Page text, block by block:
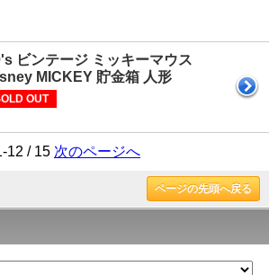
ビンテージ ミッキーマウス
MICKEY 貯金箱 人形
OUT
12 / 15 次のページへ
ページの先頭へ戻る